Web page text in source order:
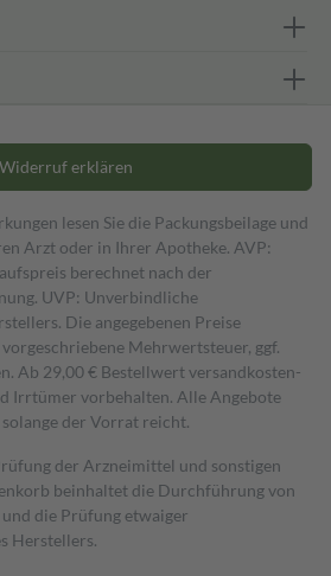
Widerruf erklären
lesen Sie die Packungsbeilage und
Arzt oder in Ihrer Apotheke. AVP:
berechnet nach der
UVP: Unverbindliche
Die angegebenen Preise
Mehrwertsteuer, ggf.
Ab 29,00 € Bestell­wert versand­kosten­
Irrtümer vorbehalten. Alle Angebote
der Vorrat reicht.
der Arzneimittel und sonstigen
beinhaltet die Durchführung von
die Prüfung etwaiger
Herstellers.